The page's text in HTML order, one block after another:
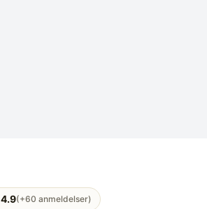
4.9(+60 anmeldelser)